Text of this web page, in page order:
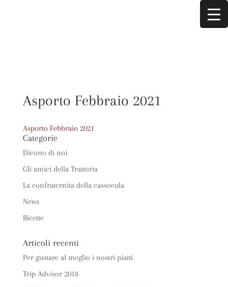
Asporto Febbraio 2021
Asporto Febbraio 2021
Categorie
Dicono di noi
Gli amici della Trattoria
La confraternita della cassoeula
News
Ricette
Articoli recenti
Per gustare al meglio i nostri piatti
Trip Advisor 2018